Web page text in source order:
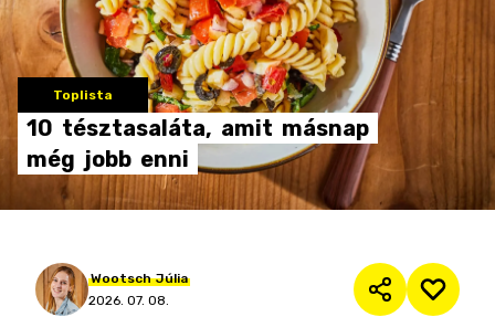
Toplista
10 tésztasaláta, amit másnap
még jobb enni
Wootsch Júlia
2026. 07. 08.